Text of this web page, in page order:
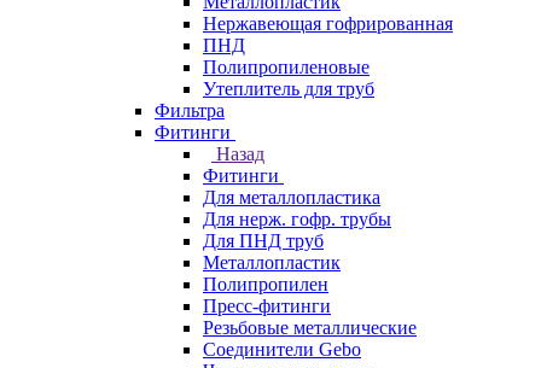
Нержавеющая гофрированная
ПНД
Полипропиленовые
Утеплитель для труб
Фильтра
Фитинги
Назад
Фитинги
Для металлопластика
Для нерж. гофр. трубы
Для ПНД труб
Металлопластик
Полипропилен
Пресс-фитинги
Резьбовые металлические
Соединители Gebo